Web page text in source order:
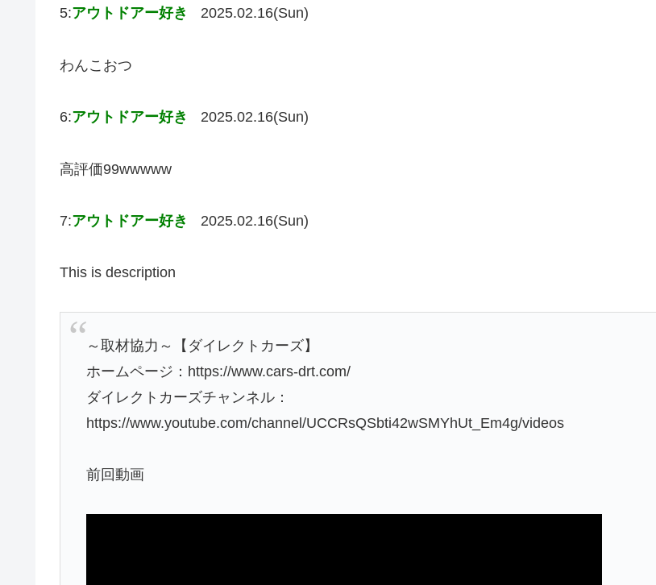
5:アウトドアー好き 2025.02.16(Sun)
わんこおつ
6:アウトドアー好き 2025.02.16(Sun)
高評価99wwwww
7:アウトドアー好き 2025.02.16(Sun)
This is description
～取材協力～【ダイレクトカーズ】
ホームページ：https://www.cars-drt.com/
ダイレクトカーズチャンネル：
https://www.youtube.com/channel/UCCRsQSbti42wSMYhUt_Em4g/videos
前回動画